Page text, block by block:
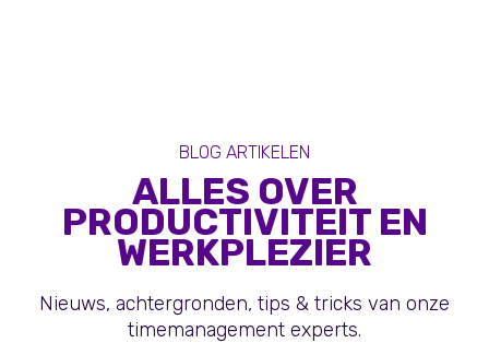
BLOG ARTIKELEN
ALLES OVER
PRODUCTIVITEIT EN
WERKPLEZIER
Nieuws, achtergronden, tips & tricks van onze
timemanagement experts.